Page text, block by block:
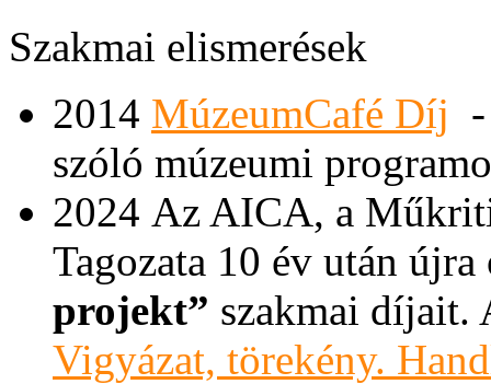
Szakmai elismerések
2014 MúzeumCafé Díj
szóló múzeumi
2024 Az AICA, a
Tagozata 10 év után
projekt” szakmai díjait.
Vigyázat, törekény.